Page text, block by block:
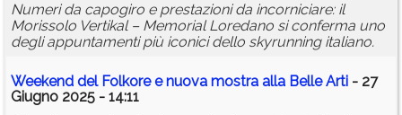
Numeri da capogiro e prestazioni da incorniciare: il
Morissolo Vertikal – Memorial Loredano si conferma uno
degli appuntamenti più iconici dello skyrunning italiano.
Weekend del Folkore e nuova mostra alla Belle Arti - 27
Giugno 2025 - 14:11